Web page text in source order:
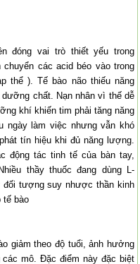
đóng vai trò thiết yếu trong
các acid béo vào trong
thể ). Tế bào não thiếu năng
chất. Nạn nhân vì thế dễ
khí khiến tim phải tăng năng
ngày làm việc nhưng vẫn khó
tín hiệu khi đủ năng lượng.
động tác tinh tế của bàn tay,
thầy thuốc đang dùng L-
đối tượng suy nhược thần kinh
tế bào
giảm theo độ tuổi, ảnh hưởng
các mô. Đặc điểm này đặc biệt